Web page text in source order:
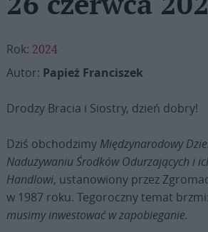
Rok: 2024
Autor: Papież Franciszek
Drodzy Bracia i Siostry, dzień dobry!
Dziś obchodzimy Międzynarodowy
Nadużywaniu Środków Odurzających i
Handlowi, ustanowiony przez
w 1987 roku. Tegoroczny temat brzmi:
musimy inwestować w zapobieganie.